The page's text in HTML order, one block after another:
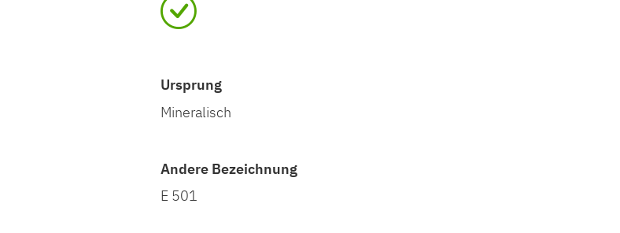
Ursprung
Mineralisch
Andere Bezeichnung
E 501